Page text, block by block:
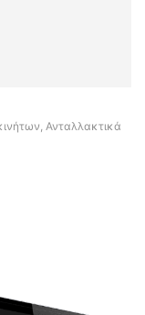
Ανταλλακτικά